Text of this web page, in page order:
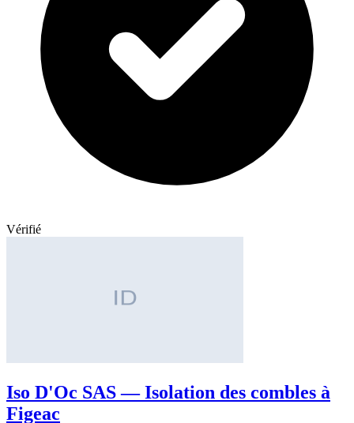
Vérifié
Iso D'Oc SAS — Isolation des combles à
Figeac